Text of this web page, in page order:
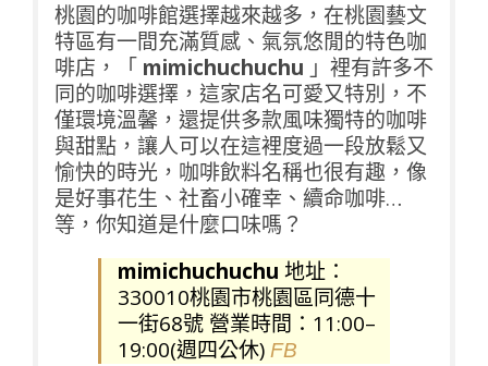
桃園的咖啡館選擇越來越多，在桃園藝文
特區有一間充滿質感、氣氛悠閒的特色咖
啡店，「 mimichuchuchu 」裡有許多不
同的咖啡選擇，這家店名可愛又特別，不
僅環境溫馨，還提供多款風味獨特的咖啡
與甜點，讓人可以在這裡度過一段放鬆又
愉快的時光，咖啡飲料名稱也很有趣，像
是好事花生、社畜小確幸、續命咖啡…
等，你知道是什麼口味嗎？
mimichuchuchu 地址：
330010桃園市桃園區同德十
一街68號 營業時間：11:00–
19:00(週四公休) FB